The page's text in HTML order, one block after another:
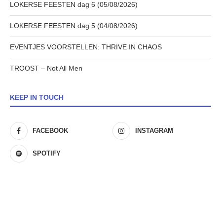
LOKERSE FEESTEN dag 6 (05/08/2026)
LOKERSE FEESTEN dag 5 (04/08/2026)
EVENTJES VOORSTELLEN: THRIVE IN CHAOS
TROOST – Not All Men
KEEP IN TOUCH
FACEBOOK INSTAGRAM
SPOTIFY